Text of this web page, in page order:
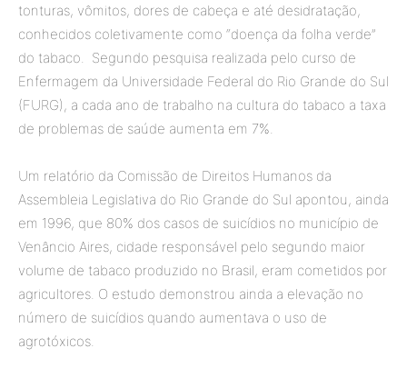
tonturas, vômitos, dores de cabeça e até desidratação,
conhecidos coletivamente como “doença da folha verde”
do tabaco. Segundo pesquisa realizada pelo curso de
Enfermagem da Universidade Federal do Rio Grande do Sul
(FURG), a cada ano de trabalho na cultura do tabaco a taxa
de problemas de saúde aumenta em 7%.
Um relatório da Comissão de Direitos Humanos da
Assembleia Legislativa do Rio Grande do Sul apontou, ainda
em 1996, que 80% dos casos de suicídios no município de
Venâncio Aires, cidade responsável pelo segundo maior
volume de tabaco produzido no Brasil, eram cometidos por
agricultores. O estudo demonstrou ainda a elevação no
número de suicídios quando aumentava o uso de
agrotóxicos.